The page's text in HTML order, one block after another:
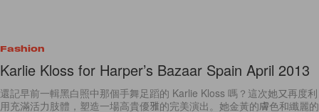
Fashion
Karlie Kloss for Harper’s Bazaar Spain April 2013
還記早前一輯黑白照中那個手舞足蹈的 Karlie Kloss 嗎？這次她又再度利
用充滿活力肢體，塑造一場高貴優雅的完美演出。她金黃的膚色和纖麗的